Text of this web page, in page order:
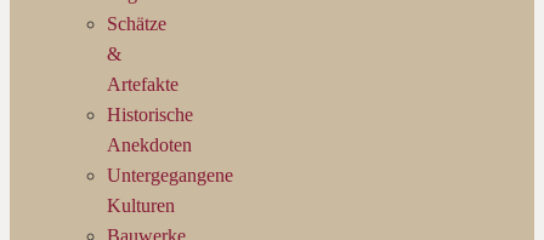
Schätze
&
Artefakte
Historische
Anekdoten
Untergegangene
Kulturen
Bauwerke